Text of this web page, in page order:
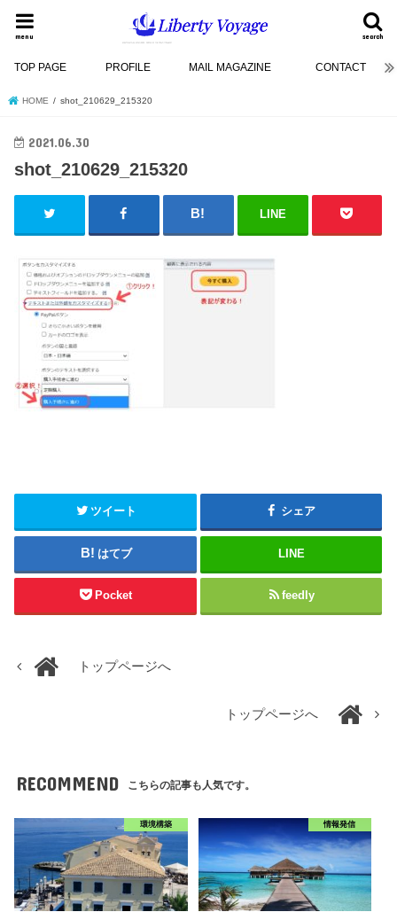
search
menu
TOP PAGE PROFILE MAIL MAGAZINE CONTACT
HOME shot_210629_215320
2021.06.30
shot_210629_215320
LINE
ツイート シェア
はてブ LINE
Pocket feedly
トップページへ
トップページへ
RECOMMEND こちらの記事も人気です。
環境構築 情報発信